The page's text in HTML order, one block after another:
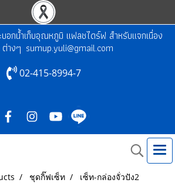
อกน้ำเก็บอุณหภูมิ แฟลชไดร์ฟ สำหรับแจกเนื่อง
างๆ sumup.yuli@gmail.com
02-415-8994-7
ชุดกิ๊ฟเซ็ท
เซ็ท-กล่องจั่วปัง2